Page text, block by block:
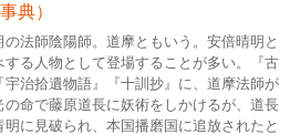
典）
の法師陰陽師。道摩ともいう。安倍晴明と
する人物として登場することが多い。『古
宇治拾遺物語』『十訓抄』に、道摩法師が
の命で藤原道長に妖術をしかけるが、道長
明に見破られ、本国播磨国に追放されたと